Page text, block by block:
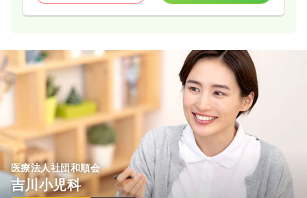
医療法人社団和順会
吉川小児科